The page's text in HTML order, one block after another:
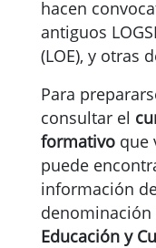
hacen
antiguos
(LOE), y otras
Para
consultar el
formativo que
puede
información
denominación
Educación y